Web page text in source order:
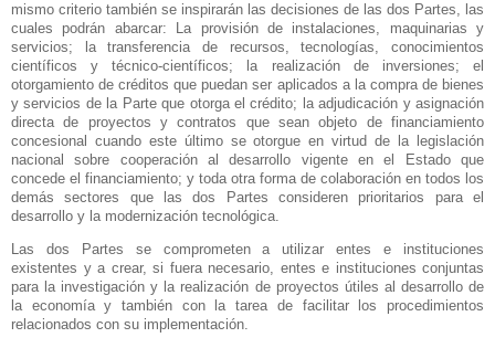
mismo criterio también se inspirarán las decisiones de las dos Partes, las
cuales podrán abarcar: La provisión de instalaciones, maquinarias y
servicios; la transferencia de recursos, tecnologías, conocimientos
científicos y técnico-científicos; la realización de inversiones; el
otorgamiento de créditos que puedan ser aplicados a la compra de bienes
y servicios de la Parteque otorga el crédito; la adjudicación y asignación
directa de proyectos y contratos que sean objeto de financiamiento
concesional cuando este último se otorgue en virtud de la legislación
nacional sobre cooperación al desarrollo vigente en el Estado que
concede el financiamiento; y toda otra forma de colaboración en todos los
demás sectores que las dos Partes consideren prioritarios para el
desarrollo y la modernización tecnológica.
Las dos Partes se comprometen a utilizar entes e instituciones
existentes y a crear, si fuera necesario, entes e instituciones conjuntas
para la investigación y la realización de proyectos útiles al desarrollo de
la economía y también con la tarea de facilitar los procedimientos
relacionados con su implementación.